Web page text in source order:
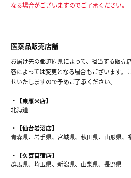
なる場合がございますのでご了承ください。
医薬品販売店舗
お届け先の都道府県によって、担当する販売
容によっては変更となる場合もございます。
せいたしますので予めご了承ください。
【東雁来店】
北海道
【仙台岩沼店】
青森県、岩手県、宮城県、秋田県、山形県、
【久喜菖蒲店】
群馬県、埼玉県、新潟県、山梨県、長野県